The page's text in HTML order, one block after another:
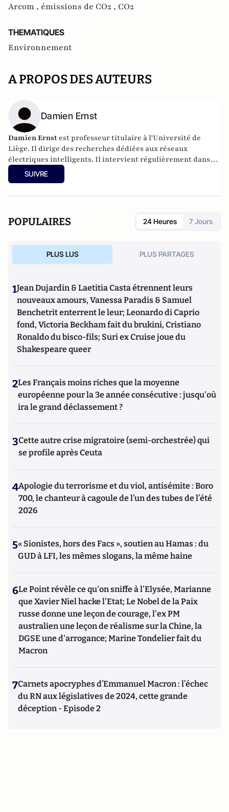
Arcom , émissions de CO2 , CO2
THEMATIQUES
Environnement
A PROPOS DES AUTEURS
Damien Ernst
Damien Ernst est professeur titulaire à l'Université de
Liège. Il dirige des recherches dédiées aux réseaux
électriques intelligents. Il intervient régulièrement dans
les médias sur les sujets liés à l'énergie.
SUIVRE
POPULAIRES 24 Heures 7 Jours
PLUS LUS PLUS PARTAGES
1Jean Dujardin & Laetitia Casta étrennent leurs
nouveaux amours, Vanessa Paradis & Samuel
Benchetrit enterrent le leur; Leonardo di Caprio
fond, Victoria Beckham fait du brukini, Cristiano
Ronaldo du bisco-fils; Suri ex Cruise joue du
Shakespeare queer
2Les Français moins riches que la moyenne
européenne pour la 3e année consécutive : jusqu'où
ira le grand déclassement ?
3Cette autre crise migratoire (semi-orchestrée) qui
se profile après Ceuta
4Apologie du terrorisme et du viol, antisémite : Boro
700, le chanteur à cagoule de l’un des tubes de l’été
2026
5« Sionistes, hors des Facs », soutien au Hamas : du
GUD à LFI, les mêmes slogans, la même haine
6Le Point révèle ce qu'on sniffe à l'Elysée, Marianne
que Xavier Niel hacke l'Etat; Le Nobel de la Paix
russe donne une leçon de courage, l'ex PM
australien une leçon de réalisme sur la Chine, la
DGSE une d'arrogance; Marine Tondelier fait du
Macron
7Carnets apocryphes d’Emmanuel Macron : l’échec
du RN aux législatives de 2024, cette grande
déception - Episode 2